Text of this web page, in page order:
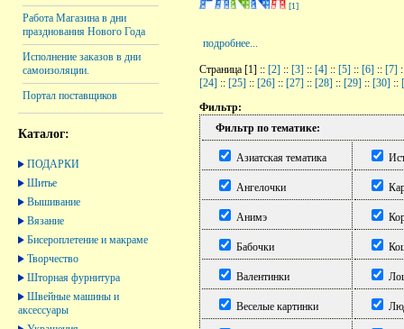
Работа Магазина в дни
празднования Нового Года
Исполнение заказов в дни
самоизоляции.
Портал поставщиков
Каталог:
ПОДАРКИ
Шитье
Вышивание
Вязание
Бисероплетение и макраме
Творчество
Шторная фурнитура
Швейные машины и
аксессуары
[1]
подробнее...
Страница [1] :: [2] :: [3] :: [4] :: [5] :: [6] :: [7]
[24] :: [25] :: [26] :: [27] :: [28] :: [29] :: [30] ::
Фильтр:
Фильтр по тематике:
Азиатская тематика
Ангелочки
Анимэ
Бабочки
Валентинки
Веселые картинки